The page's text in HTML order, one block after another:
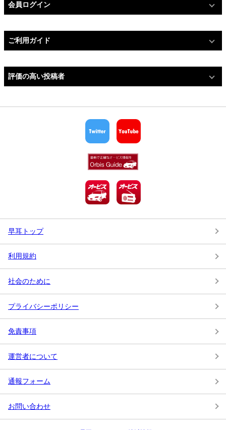
会員ログイン
ご利用ガイド
評価の高い投稿者
早耳トップ
利用規約
社会のために
プライバシーポリシー
免責事項
運営者について
通報フォーム
お問い合わせ